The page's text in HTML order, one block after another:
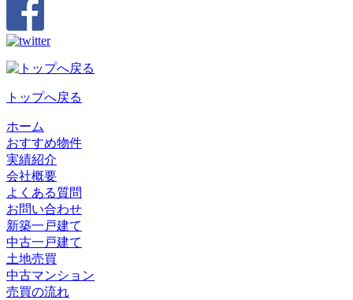
トップへ戻る
ホーム
おすすめ物件
実績紹介
会社概要
よくある質問
お問い合わせ
新築一戸建て
中古一戸建て
土地売買
中古マンション
売買の流れ